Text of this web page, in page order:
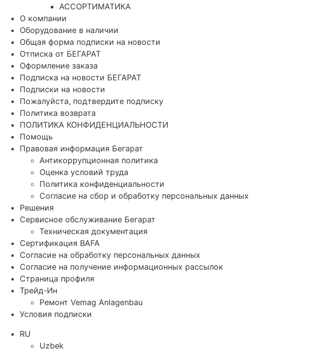
АССОРТИМАТИКА
О компании
Оборудование в наличии
Общая форма подписки на новости
Отписка от БЕГАРАТ
Оформление заказа
Подписка на новости БЕГАРАТ
Подписки на новости
Пожалуйста, подтвердите подписку
Политика возврата
ПОЛИТИКА КОНФИДЕНЦИАЛЬНОСТИ
Помощь
Правовая информация Бегарат
Антикоррупционная политика
Оценка условий труда
Политика конфиденциальности
Согласие на сбор и обработку персональных данных
Решения
Сервисное обслуживание Бегарат
Техническая документация
Сертификация BAFA
Согласие на обработку персональных данных
Согласие на получение информационных рассылок
Страница профиля
Трейд-Ин
Ремонт Vemag Anlagenbau
Условия подписки
RU
Uzbek